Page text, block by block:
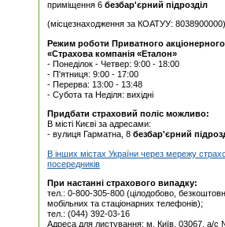
приміщення 6 безбар'єрний підрозділ
(місцезнаходження за КОАТУУ: 8038900000)
Режим роботи Приватного
«Страхова компанія «Еталон»
- Понеділок - Четвер: 9:00 - 18:00
- П'ятниця: 9:00 - 17:00
- Перерва: 13:00 - 13:48
- Субота та Неділя: вихідні
Придбати страховий поліс можливо:
В місті Києві за адресами:
- вулиця Гарматна, 8 безбар'єрний
В інших містах України через мережу
посередників
При настанні страхового випадку:
тел.: 0-800-305-800 (цілодобово,
мобільних та стаціонарних телефонів);
тел.: (044) 392-03-16
Адреса для листування: м. Київ, 03067, а/с